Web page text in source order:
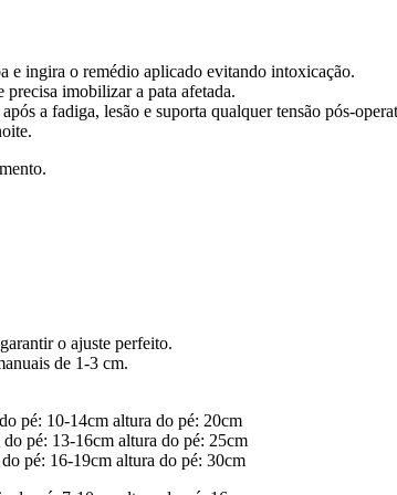
e ingira o remédio aplicado evitando intoxicação.
precisa imobilizar a pata afetada.
a fadiga, lesão e suporta qualquer tensão pós-
o ajuste perfeito.
de 1-3 cm.
pé: 10-14cm altura do pé: 20cm
pé: 13-16cm altura do pé: 25cm
pé: 16-19cm altura do pé: 30cm